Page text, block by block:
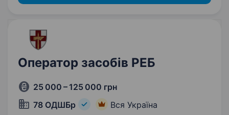
Оператор засобів РЕБ
25 000 – 125 000 грн
78 ОДШБр
Вся Україна